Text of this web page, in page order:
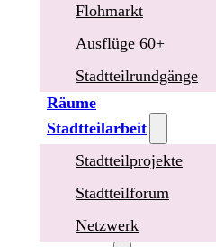
Flohmarkt
Ausflüge 60+
Stadtteilrundgänge
Räume
Stadtteilarbeit
Stadtteilprojekte
Stadtteilforum
Netzwerk